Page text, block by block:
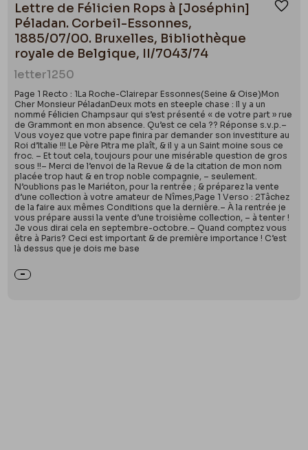
Lettre de Félicien Rops à [Joséphin]
Péladan. Corbeil-Essonnes,
1885/07/00. Bruxelles, Bibliothèque
royale de Belgique, II/7043/74
letter1250
Page 1 Recto : 1La Roche-Clairepar Essonnes(Seine & Oise)Mon
Cher Monsieur PéladanDeux mots en steeple chase : Il y a un
nommé Félicien Champsaur qui s’est présenté « de votre part » rue
de Grammont en mon absence. Qu’est ce cela ?? Réponse s.v.p.–
Vous voyez que votre pape finira par demander son investiture au
Roi d’Italie !!! Le Père Pitra me plaît, & il y a un Saint moine sous ce
froc. – Et tout cela, toujours pour une misérable question de gros
sous !!– Merci de l’envoi de la Revue & de la citation de mon nom
placée trop haut & en trop noble compagnie, – seulement.
N’oublions pas le Mariéton, pour la rentrée ; & préparez la vente
d’une collection à votre amateur de Nîmes,Page 1 Verso : 2Tâchez
de la faire aux mêmes Conditions que la dernière.– À la rentrée je
vous prépare aussi la vente d’une troisième collection, – à tenter !
Je vous dirai cela en septembre-octobre.– Quand comptez vous
être à Paris? Ceci est important & de première importance ! C’est
là dessus que je dois me base